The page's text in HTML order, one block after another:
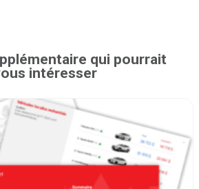
qui pourrait
intéresser